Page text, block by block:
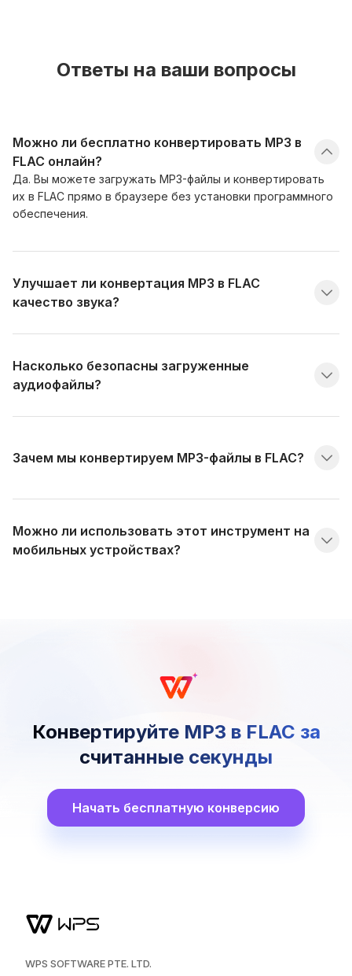
Ответы на ваши вопросы
Можно ли бесплатно конвертировать MP3 в
FLAC онлайн?
Да. Вы можете загружать MP3-файлы и конвертировать
их в FLAC прямо в браузере без установки программного
обеспечения.
Улучшает ли конвертация MP3 в FLAC
качество звука?
Насколько безопасны загруженные
аудиофайлы?
Зачем мы конвертируем MP3-файлы в FLAC?
Можно ли использовать этот инструмент на
мобильных устройствах?
Конвертируйте MP3 в FLAC за
считанные секунды
Начать бесплатную конверсию
WPS SOFTWARE PTE. LTD.